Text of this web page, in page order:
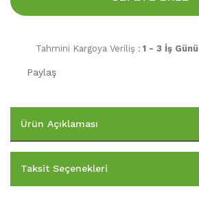
Tahmini Kargoya Veriliş : 1 - 3 İş Günü
Paylaş
Ürün Açıklaması
Taksit Seçenekleri